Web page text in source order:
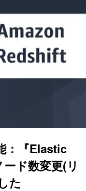
：『Elastic
ド数変更(リ
た